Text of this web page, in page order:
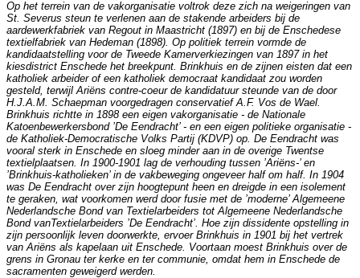
Op het terrein van de vakorganisatie voltrok deze zich na weigeringen van
St. Severus steun te verlenen aan de stakende arbeiders bij de
aardewerkfabriek van Regout in Maastricht (1897) en bij de Enschedese
textielfabriek van Hedeman (1898). Op politiek terrein vormde de
kandidaatstelling voor de Tweede Kamerverkiezingen van 1897 in het
kiesdistrict Enschede het breekpunt. Brinkhuis en de zijnen eisten dat een
katholiek arbeider of een katholiek democraat kandidaat zou worden
gesteld, terwijl Ariëns contre-coeur de kandidatuur steunde van de door
H.J.A.M. Schaepman voorgedragen conservatief A.F. Vos de Wael.
Brinkhuis richtte in 1898 een eigen vakorganisatie - de Nationale
Katoenbewerkersbond ’De Eendracht’ - en een eigen politieke organisatie -
de Katholiek-Democratische Volks Partij (KDVP) op. De Eendracht was
vooral sterk in Enschede en sloeg minder aan in de overige Twentse
textielplaatsen. In 1900-1901 lag de verhouding tussen ’Ariëns-’ en
’Brinkhuis-katholieken’ in de vakbeweging ongeveer half om half. In 1904
was De Eendracht over zijn hoogtepunt heen en dreigde in een isolement
te geraken, wat voorkomen werd door fusie met de ’moderne’ Algemeene
Nederlandsche Bond van Textielarbeiders tot Algemeene Nederlandsche
Bond vanTextielarbeiders ’De Eendracht’. Hoe zijn dissidente opstelling in
zijn persoonlijk leven doorwerkte, ervoer Brinkhuis in 1901 bij het vertrek
van Ariëns als kapelaan uit Enschede. Voortaan moest Brinkhuis over de
grens in Gronau ter kerke en ter communie, omdat hem in Enschede de
sacramenten geweigerd werden.